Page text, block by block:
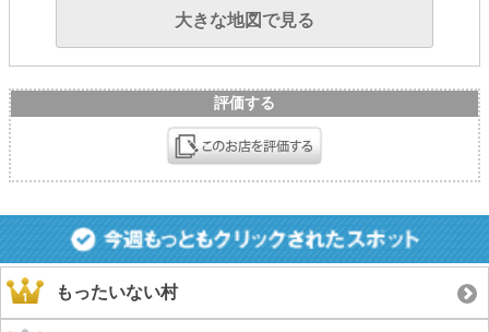
大きな地図で見る
評価する
もったいない村